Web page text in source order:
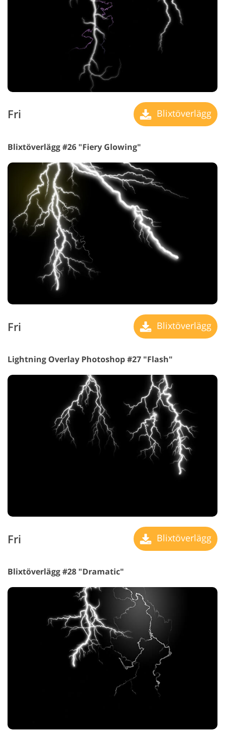
Fri Blixtöverlägg
Blixtöverlägg #26 "Fiery Glowing"
Fri Blixtöverlägg
Lightning Overlay Photoshop #27 "Flash"
Fri Blixtöverlägg
Blixtöverlägg #28 "Dramatic"